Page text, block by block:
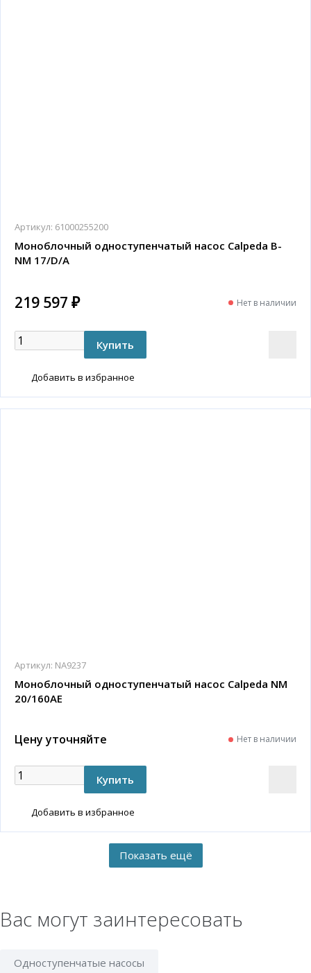
Артикул: 61000255200
Моноблочный одноступенчатый насос Calpeda B-
NM 17/D/A
219 597 ₽ Нет в наличии
Добавить в избранное
Артикул: NA9237
Моноблочный одноступенчатый насос Calpeda NM
20/160AE
Цену уточняйте Нет в наличии
Добавить в избранное
Вас могут заинтересовать
Одноступенчатые насосы